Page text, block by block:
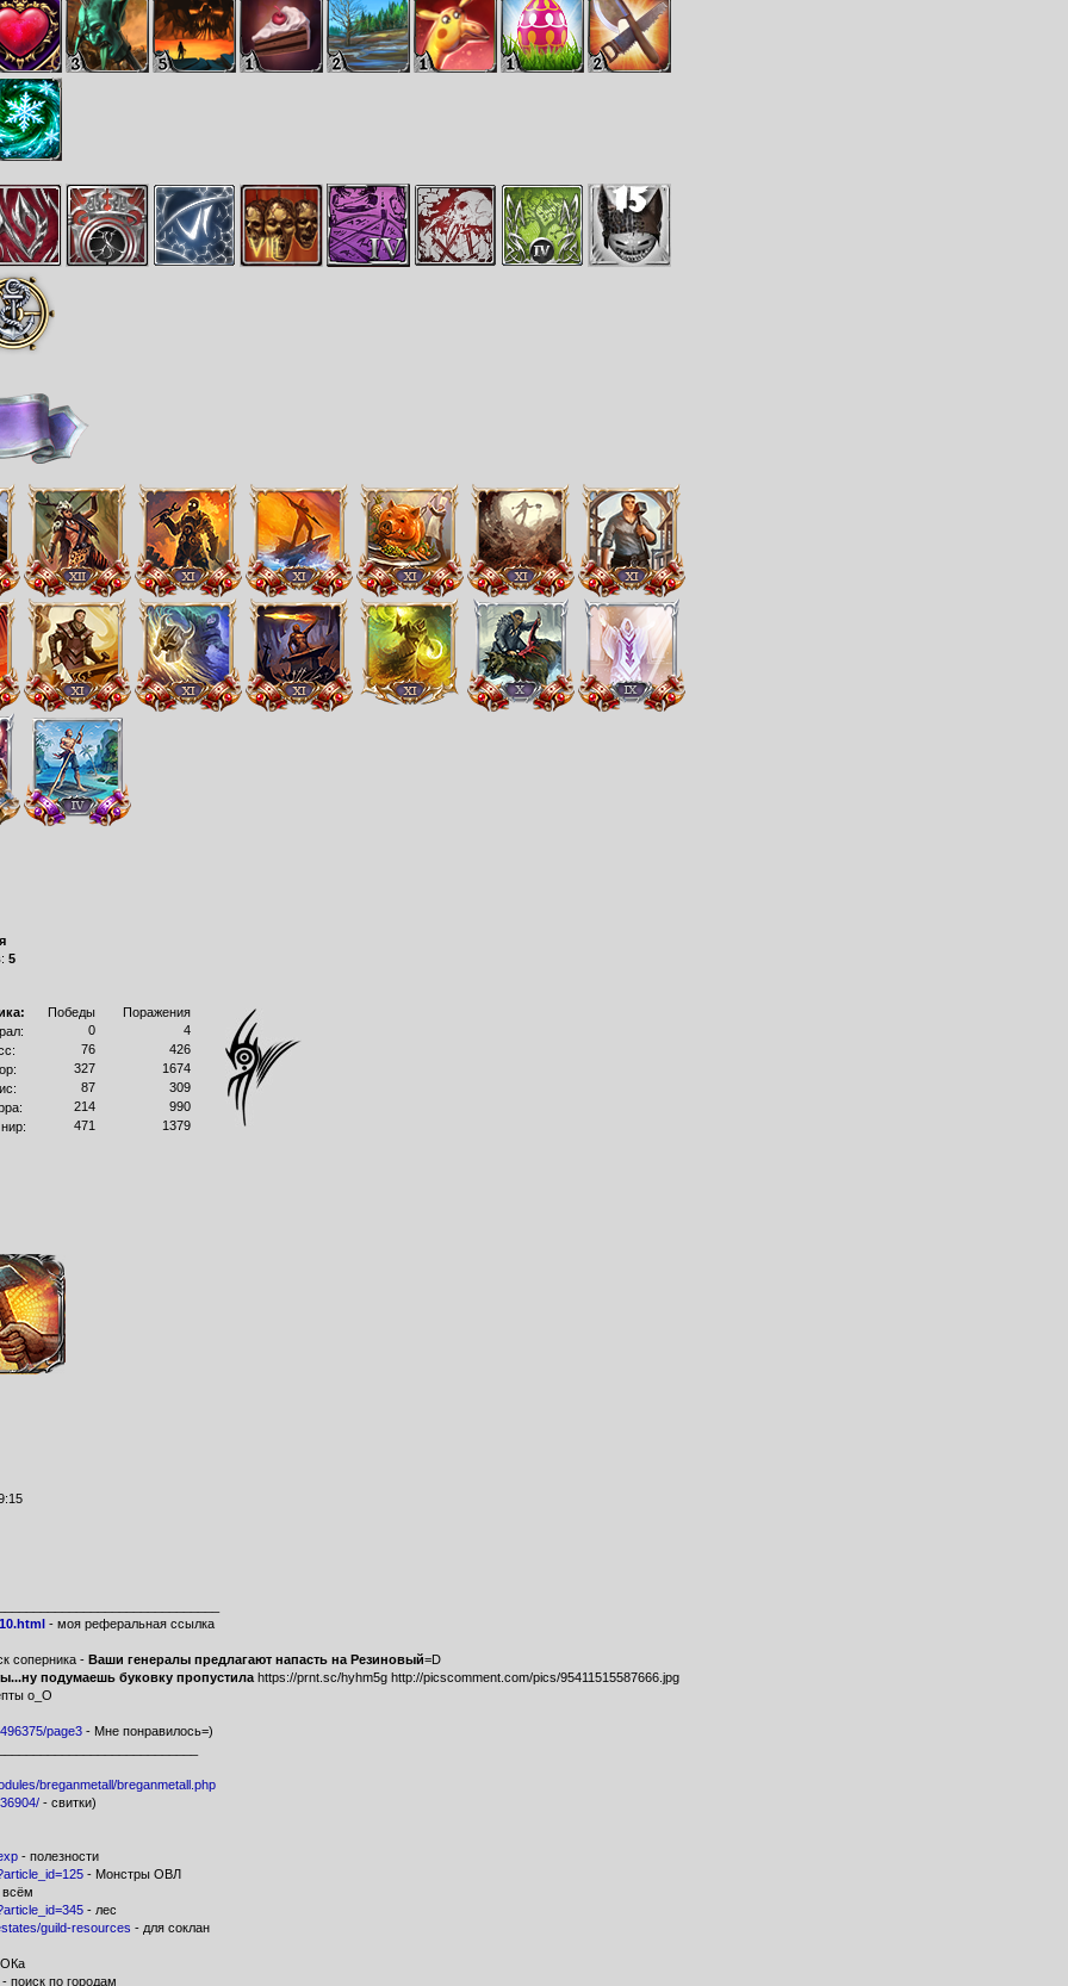
5
Победы
Поражения
0
4
76
426
327
1674
87
309
214
990
471 1379
- моя реферальная ссылка
соперника - Ваши генералы предлагают напасть на Резиновый=D
подумаешь буковку пропустилаhttps://prnt.sc/hyhm5g http://picscomment.com/pics/95411515587666.jpg
о_О
page3- Мне понравилось=)
breganmetall/breganmetall.php
- свитки)
- полезности
- Монстры ОВЛ
всём
- лес
guild-resources - для соклан
ОКа
поиск по городам